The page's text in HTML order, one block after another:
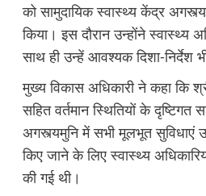
को सामुदायिक स्वास्थ्य केंद्र
किया। इस दौरान उन्होंने स्वास्थ्य
साथ ही उन्हें आवश्यक दिशा-निर्देश
मुख्य विकास अधिकारी ने कहा कि
सहित वर्तमान स्थितियों के दृष्टिगत
अगस्त्यमुनि में सभी मूलभूत सुविधाएं
किए जाने के लिए स्वास्थ्य
की गई थी।